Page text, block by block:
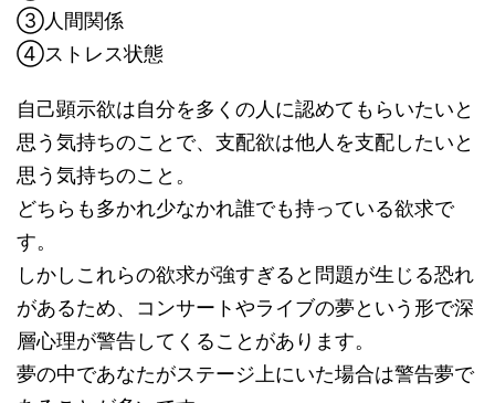
③人間関係
④ストレス状態
自己顕示欲は自分を多くの人に認めてもらいたいと
思う気持ちのことで、支配欲は他人を支配したいと
思う気持ちのこと。
どちらも多かれ少なかれ誰でも持っている欲求で
す。
しかしこれらの欲求が強すぎると問題が生じる恐れ
があるため、コンサートやライブの夢という形で深
層心理が警告してくることがあります。
夢の中であなたがステージ上にいた場合は警告夢で